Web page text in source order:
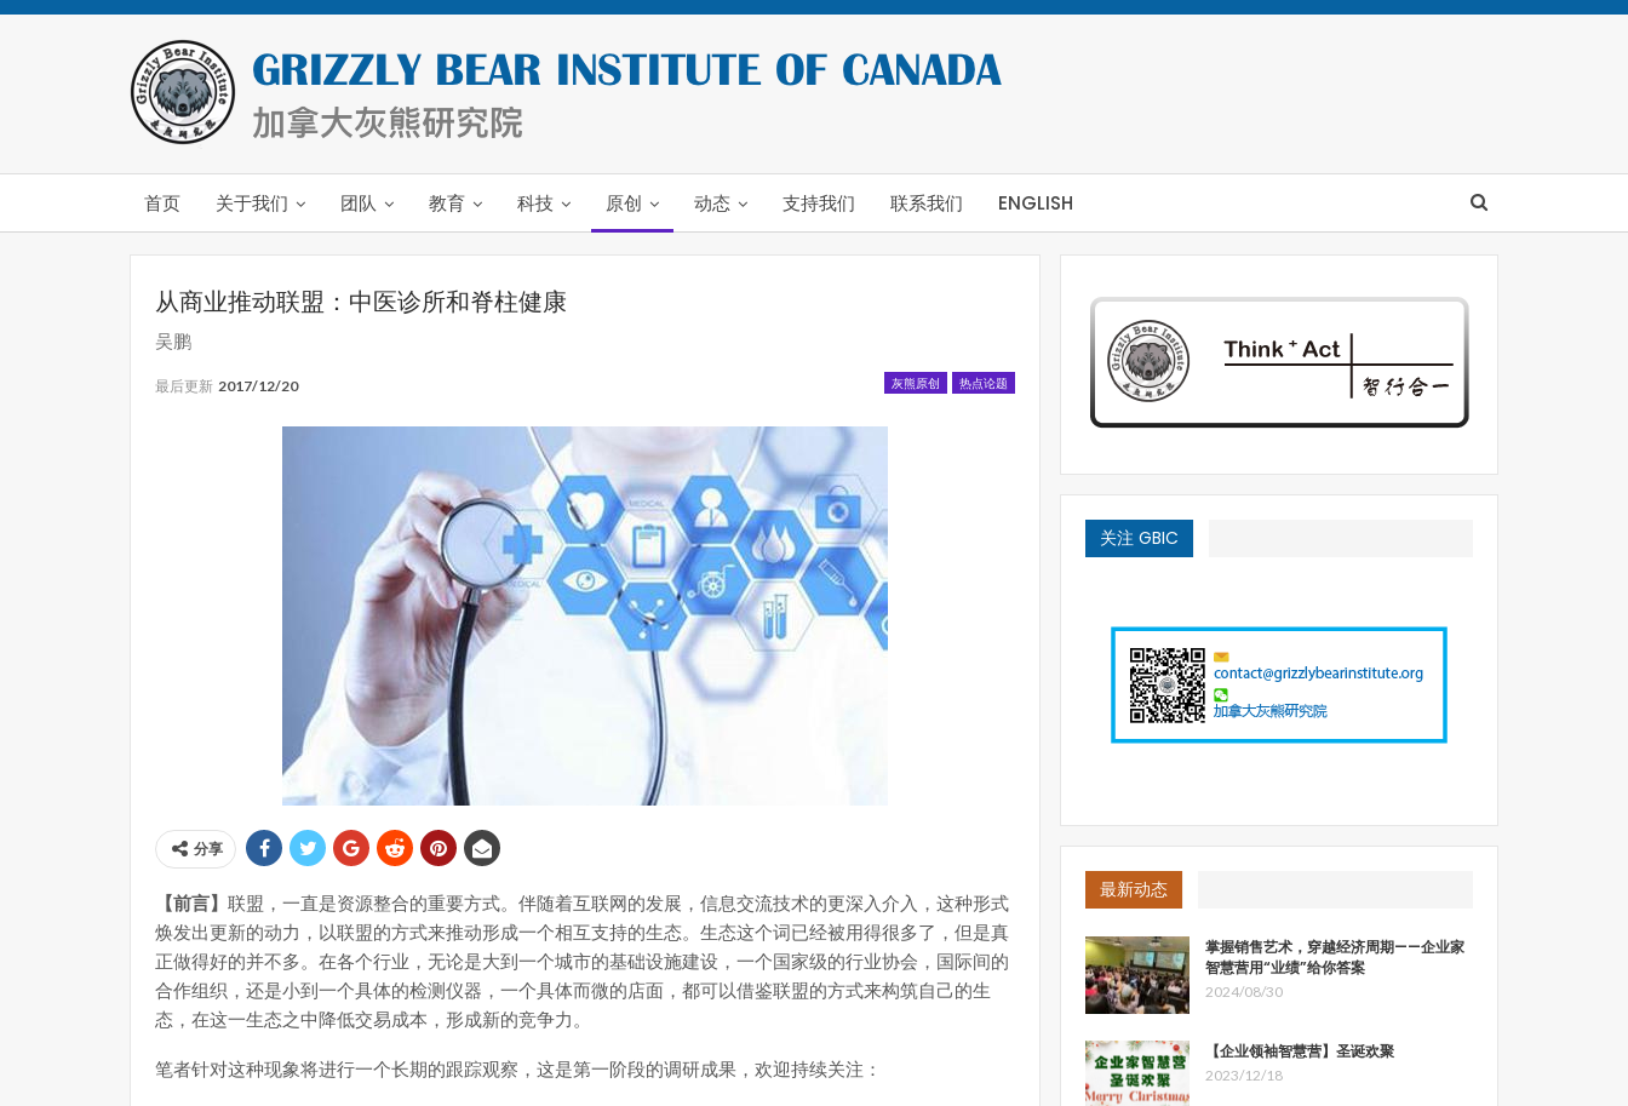
首页 关于我们 团队 教育 科技 原创 动态 支持我们 联系我们 ENGLISH
从商业推动联盟：中医诊所和脊柱健康
吴鹏
灰熊原创 热点论题
最后更新 2017/12/20
分享
【前言】 联盟，一直是资源整合的重要方式。伴随着互联网的发展，信息交流技术的更深入介入，这种形式
焕发出更新的动力，以联盟的方式来推动形成一个相互支持的生态。生态这个词已经被用得很多了，但是真
正做得好的并不多。在各个行业，无论是大到一个城市的基础设施建设，一个国家级的行业协会，国际间的
合作组织，还是小到一个具体的检测仪器，一个具体而微的店面，都可以借鉴联盟的方式来构筑自己的生
态，在这一生态之中降低交易成本，形成新的竞争力。
笔者针对这种现象将进行一个长期的跟踪观察，这是第一阶段的调研成果，欢迎持续关注：
关注 GBIC
最新动态
掌握销售艺术，穿越经济周期——企业家
智慧营用“业绩”给你答案
2024/08/30
【企业领袖智慧营】圣诞欢聚
2023/12/18